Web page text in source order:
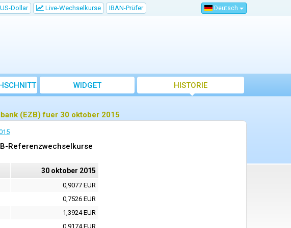
Dollar Live-Wechselkurse IBAN-Prüfer Deutsch
WIDGET HISTORIE
(EZB) fuer 30 oktober 2015
Referenzwechselkurse
30 oktober 2015
0,9077 EUR
0,7526 EUR
1,3924 EUR
0,9174 EUR